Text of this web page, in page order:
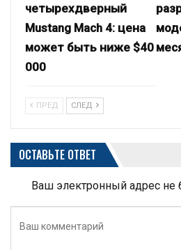
четырехдверный
Mustang Mach 4: цена
может быть ниже $40
000
ПРЕД СЛЕД
ОСТАВЬТЕ ОТВЕТ
Ваш электронный адрес не